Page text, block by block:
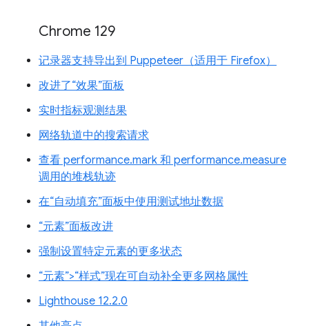
Chrome 129
记录器支持导出到 Puppeteer（适用于 Firefox）
改进了“效果”面板
实时指标观测结果
网络轨道中的搜索请求
查看 performance.mark 和 performance.measure
调用的堆栈轨迹
在“自动填充”面板中使用测试地址数据
“元素”面板改进
强制设置特定元素的更多状态
“元素”>“样式”现在可自动补全更多网格属性
Lighthouse 12.2.0